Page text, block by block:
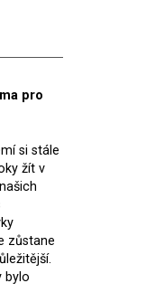
pro
si stále
žít v
zůstane
bylo